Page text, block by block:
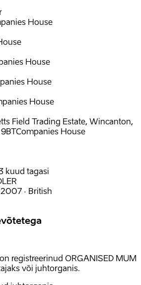
House
House
House
House
Field Trading Estate, Wincanton,
Companies House
kuud tagasi
· British
registreerinud ORGANISED MUM
või juhtorganis.